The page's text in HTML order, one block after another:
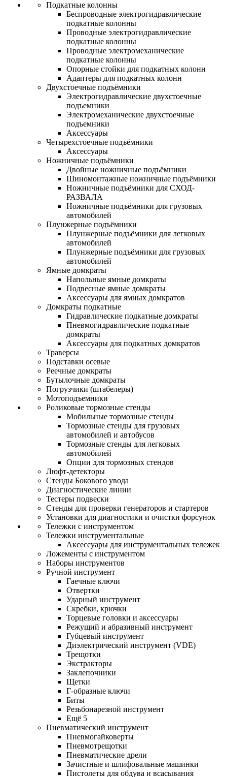
Подкатные колонны
Беспроводные электрогидравлические
подкатные колонны
Проводные электрогидравлические
подкатные колонны
Проводные электромеханические
подкатные колонны
Опорные стойки для подкатных колонн
Адаптеры для подкатных колонн
Двухстоечные подъёмники
Электрогидравлические двухстоечные
подъемники
Электромеханические двухстоечные
подъемники
Аксессуары
Четырехстоечные подъёмники
Аксессуары
Ножничные подъёмники
Двойные ножничные подъёмники
Шиномонтажные ножничные подъёмники
Ножничные подъёмники для СХОД-
РАЗВАЛА
Ножничные подъёмники для грузовых
автомобилей
Плунжерные подъёмники
Плунжерные подъёмники для легковых
автомобилей
Плунжерные подъёмники для грузовых
автомобилей
Ямные домкраты
Напольные ямные домкраты
Подвесные ямные домкраты
Аксессуары для ямных домкратов
Домкраты подкатные
Гидравлические подкатные домкраты
Пневмогидравлические подкатные
домкраты
Аксессуары для подкатных домкратов
Траверсы
Подставки осевые
Реечные домкраты
Бутылочные домкраты
Погрузчики (штабелеры)
Мотоподъемники
Роликовые тормозные стенды
Мобильные тормозные стенды
Тормозные стенды для грузовых
автомобилей и автобусов
Тормозные стенды для легковых
автомобилей
Опции для тормозных стендов
Люфт-детекторы
Стенды Бокового увода
Диагностические линии
Тестеры подвески
Стенды для проверки генераторов и стартеров
Установки для диагностики и очистки форсунок
Тележки с инструментом
Тележки инструментальные
Аксессуары для инструментальных тележек
Ложементы с инструментом
Наборы инструментов
Ручной инструмент
Гаечные ключи
Отвертки
Ударный инструмент
Скребки, крючки
Торцевые головки и аксессуары
Режущий и абразивный инструмент
Губцевый инструмент
Диэлектрический инструмент (VDE)
Трещотки
Экстракторы
Заклепочники
Щетки
Г-образные ключи
Биты
Резьбонарезной инструмент
Ещё 5
Пневматический инструмент
Пневмогайковерты
Пневмотрещотки
Пневматические дрели
Зачистные и шлифовальные машинки
Пистолеты для обдува и всасывания